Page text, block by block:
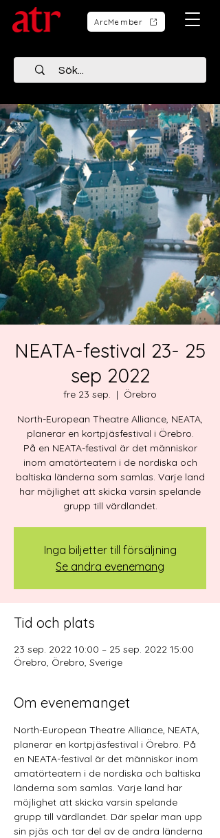
ArcMember
NEATA-festival 23- 25
sep 2022
fre 23 sep.
  |
Örebro
North-European Theatre Alliance, NEATA,
planerar en kortpjäsfestival i Örebro.
På en NEATA-festival är det människor
inom amatörteatern i de nordiska och
baltiska länderna som samlas. Varje land
har möjlighet att skicka varsin spelande
grupp till värdlandet.
Inga biljetter till försäljning
Se andra evenemang
Tid och plats
23 sep. 2022 10:00 – 25 sep. 2022 15:00
Örebro, Örebro, Sverige
Om evenemanget
North-European Theatre Alliance, NEATA,
planerar en kortpjäsfestival i Örebro. På
en NEATA-festival är det människor inom
amatörteatern i de nordiska och baltiska
länderna som samlas. Varje land har
möjlighet att skicka varsin spelande
grupp till värdlandet. Där spelar man upp
sin pjäs och tar del av de andra länderna